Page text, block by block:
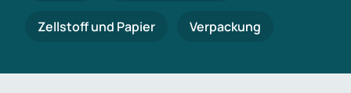
Zellstoff und Papier Verpackung